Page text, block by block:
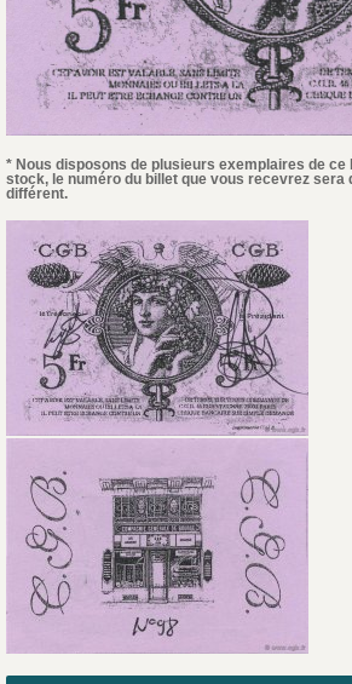
* Nous disposons de plusieurs exemplaires de ce
stock, le numéro du billet que vous recevrez sera
différent.